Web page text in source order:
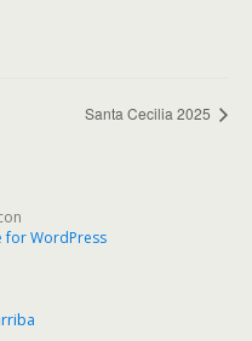
Santa Cecilia 2025
for WordPress